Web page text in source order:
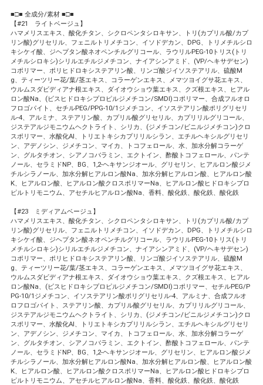
■□■ 全成分/素材 ■□■
【#21 ライトベージュ】
ハマメリスエキス、酸化チタン、シクロペンタシロキサン、トリ(カプリル酸/カプ
リン酸)グリセリル、フェニルトリメチコン、イソドデカン、DPG、トリメチルシロ
キシケイ酸、ジヘプタン酸ネオペンチルグリコール、ラウリルPEG-10トリス(トリ
メチルシロキシ)シリルエチルジメチコン、ナイアシンアミド、(VP/ヘキサデセン)
コポリマー、ポリヒドロキシステアリン酸、リンゴ酸ジイソステアリル、硫酸M
g、ティーツリー花/葉/茎エキス、コラーゲンエキス、メマツヨイグサ花エキス、
ウルムスダビディアナ根エキス、ダイオウショウ葉エキス、クズ根エキス、ヒアル
ロン酸Na、(ビスヒドロキシプロピルジメチコン/SMDI)コポリマー、合成フルオロ
フロゴパイト、セチルPEG/PPG-10/1ジメチコン、イソステアリン酸ポリグリセリ
ル-4、アルミナ、ステアリン酸、カプリル酸グリセリル、カプリリルグリコール、
ジステアルジモニウムヘクトライト、シリカ、(ジメチコン/ビニルジメチコン)クロ
スポリマー、水酸化Al、トリエトキシカプリリルシラン、エチルヘキシルグリセリ
ン、アデノシン、ジメチコン、マイカ、トコフェロール、水、加水分解コラーゲ
ン、グルタチオン、シアノコバラミン、エクトイン、酢酸トコフェロール、パンテ
ノール、セラミドNP、BG、1,2-ヘキサンジオール、グリセリン、ヒアルロン酸ジメ
チルシラノール、加水分解ヒアルロン酸Na、加水分解ヒアルロン酸、ヒアルロン酸
K、ヒアルロン酸、ヒアルロン酸クロスポリマーNa、ヒアルロン酸ヒドロキシプロ
ピルトリモニウム、アセチルヒアルロン酸Na、香料、酸化鉄、酸化鉄、酸化鉄
【#23 ミディアムベージュ】
ハマメリスエキス、酸化チタン、シクロペンタシロキサン、トリ(カプリル酸/カプ
リン酸)グリセリル、フェニルトリメチコン、イソドデカン、DPG、トリメチルシロ
キシケイ酸、ジヘプタン酸ネオペンチルグリコール、ラウリルPEG-10トリス(トリ
メチルシロキシ)シリルエチルジメチコン、ナイアシンアミド、(VP/ヘキサデセン)
コポリマー、ポリヒドロキシステアリン酸、リンゴ酸ジイソステアリル、硫酸M
g、ティーツリー花/葉/茎エキス、コラーゲンエキス、メマツヨイグサ花エキス、
ウルムスダビディアナ根エキス、ダイオウショウ葉エキス、クズ根エキス、ヒアル
ロン酸Na、(ビスヒドロキシプロピルジメチコン/SMDI)コポリマー、セチルPEG/P
PG-10/1ジメチコン、イソステアリン酸ポリグリセリル-4、アルミナ、合成フルオ
ロフロゴパイト、ステアリン酸、カプリル酸グリセリル、カプリリルグリコール、
ジステアルジモニウムヘクトライト、シリカ、(ジメチコン/ビニルジメチコン)クロ
スポリマー、水酸化Al、トリエトキシカプリリルシラン、エチルヘキシルグリセリ
ン、アデノシン、ジメチコン、マイカ、トコフェロール、水、加水分解コラーゲ
ン、グルタチオン、シアノコバラミン、エクトイン、酢酸トコフェロール、パンテ
ノール、セラミドNP、BG、1,2-ヘキサンジオール、グリセリン、ヒアルロン酸ジメ
チルシラノール、加水分解ヒアルロン酸Na、加水分解ヒアルロン酸、ヒアルロン酸
K、ヒアルロン酸、ヒアルロン酸クロスポリマーNa、ヒアルロン酸ヒドロキシプロ
ピルトリモニウム、アセチルヒアルロン酸Na、香料、酸化鉄、酸化鉄、酸化鉄